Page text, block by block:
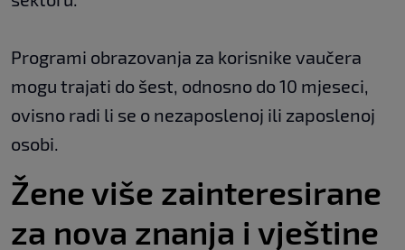
Programi obrazovanja za korisnike vaučera
mogu trajati do šest, odnosno do 10 mjeseci,
ovisno radi li se o nezaposlenoj ili zaposlenoj
osobi.
Žene više zainteresirane
za nova znanja i vještine